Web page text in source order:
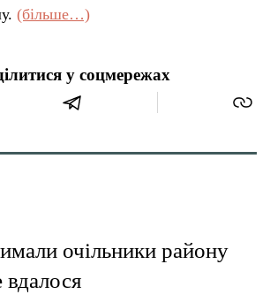
(більше…)
у соцмережах
очільники району
вдалося